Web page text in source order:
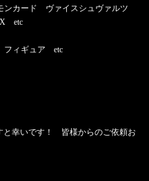
カード ヴァイスシュヴァルツ
etc
ィギュア etc
と幸いです！ 皆様からのご依頼お